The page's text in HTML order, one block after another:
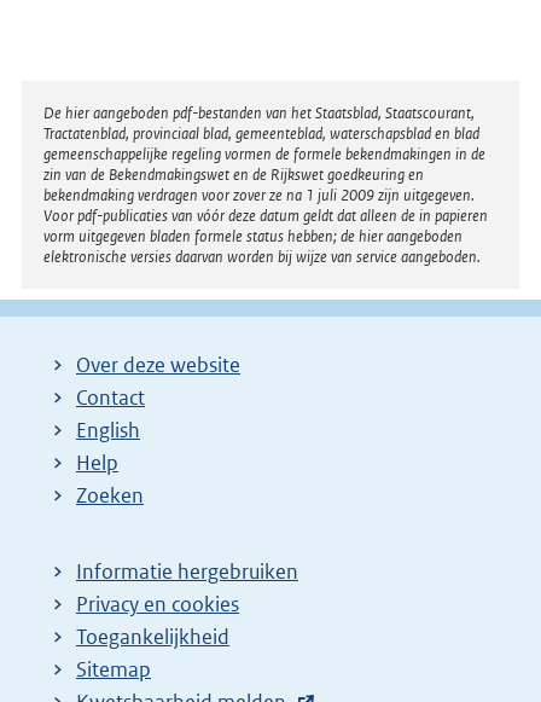
Disclaimer
De hier aangeboden pdf-bestanden van het Staatsblad, Staatscourant,
Tractatenblad, provinciaal blad, gemeenteblad, waterschapsblad en blad
gemeenschappelijke regeling vormen de formele bekendmakingen in de
zin van de Bekendmakingswet en de Rijkswet goedkeuring en
bekendmaking verdragen voor zover ze na 1 juli 2009 zijn uitgegeven.
Voor pdf-publicaties van vóór deze datum geldt dat alleen de in papieren
vorm uitgegeven bladen formele status hebben; de hier aangeboden
elektronische versies daarvan worden bij wijze van service aangeboden.
Over deze website
Contact
English
Help
Zoeken
Informatie hergebruiken
Privacy en cookies
Toegankelijkheid
Sitemap